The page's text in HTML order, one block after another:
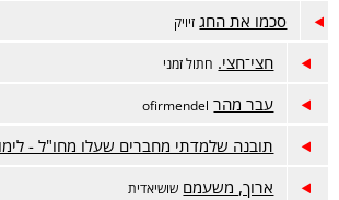
סכמו את החג זיויק
חצי־חצי. חתול זמני
עבר מהר ofirmendel
תובנה שלמדתי מחברים שעלו מחו"ל -
ארוך, משעמם שושיאדית